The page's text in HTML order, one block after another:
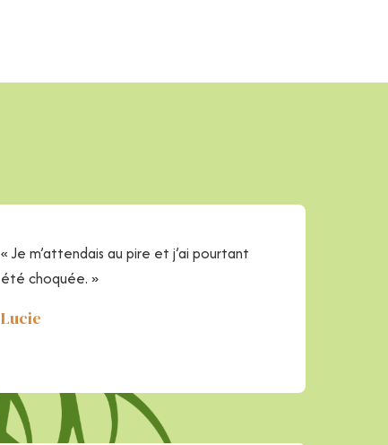
« Je m’attendais au pire et j’ai pourtant
été choquée. »
Lucie